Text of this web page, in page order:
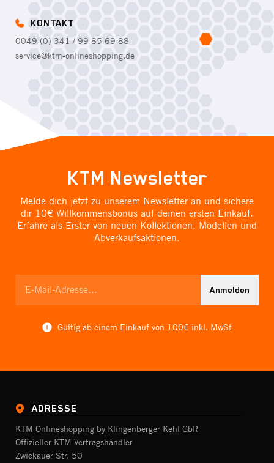
KONTAKT
0049 (0) 341 / 99 85 69 88
service@ktm-onlineshopping.de
KTM Newsletter
Melde dich jetzt zu unserem Newsletter an und sichere
dir 10€ Willkommensbonus auf deinen ersten Einkauf.
Erfahre als Erster von neuen Kollektionen, Modellen und
Abverkaufsaktionen.
Anmelden
Gültig ab einem Einkauf von 100€ inkl. MwSt
ADRESSE
KTM Onlineshopping by Klingenberger Kehl GbR
Offizieller KTM Vertragshändler
Zwickauer Str. 50